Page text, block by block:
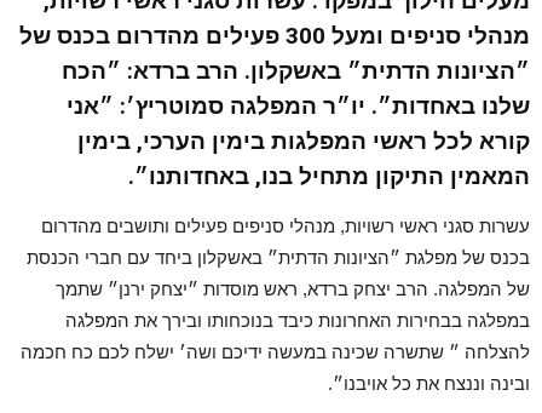
מנהלי סניפים ומעל 300 פעילים מהדרום בכנס של
״הציונות הדתית״ באשקלון. הרב ברדא: ״הכח
שלנו באחדות״. יו״ר המפלגה סמוטריץ׳: ״אני
קורא לכל ראשי המפלגות בימין הערכי, בימין
המאמין התיקון מתחיל בנו, באחדותנו״.
עשרות סגני ראשי רשויות, מנהלי סניפים פעילים ותושבים מהדרום
בכנס של מפלגת ״הציונות הדתית״ באשקלון ביחד עם חברי הכנסת
של המפלגה. הרב יצחק ברדא, ראש מוסדות ״יצחק ירנן״ שתמך
במפלגה בבחירות האחרונות כיבד בנוכחותו ובירך את המפלגה
להצלחה ״ שתשרה שכינה במעשה ידיכם ושה׳ ישלח לכם כח חכמה
ובינה וננצח את כל אויבנו״.